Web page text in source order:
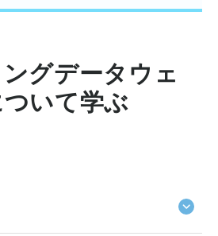
グデータウェ
いて学ぶ